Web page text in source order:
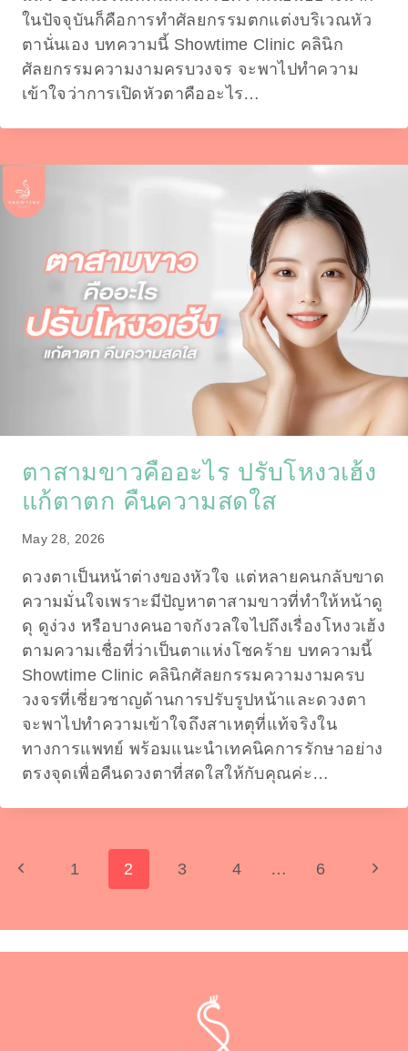
ในปัจจุบันก็คือการทำศัลยกรรมตกแต่งบริเวณหัว
ตานั่นเอง บทความนี้ Showtime Clinic คลินิก
ศัลยกรรมความงามครบวงจร จะพาไปทำความ
เข้าใจว่าการเปิดหัวตาคืออะไร…
ตาสามขาวคืออะไร ปรับโหงวเฮ้ง
แก้ตาตก คืนความสดใส
May 28, 2026
ดวงตาเป็นหน้าต่างของหัวใจ แต่หลายคนกลับขาด
ความมั่นใจเพราะมีปัญหาตาสามขาวที่ทำให้หน้าดู
ดุ ดูง่วง หรือบางคนอาจกังวลใจไปถึงเรื่องโหงวเฮ้ง
ตามความเชื่อที่ว่าเป็นตาแห่งโชคร้าย บทความนี้
Showtime Clinic คลินิกศัลยกรรมความงามครบ
วงจรที่เชี่ยวชาญด้านการปรับรูปหน้าและดวงตา
จะพาไปทำความเข้าใจถึงสาเหตุที่แท้จริงใน
ทางการแพทย์ พร้อมแนะนำเทคนิคการรักษาอย่าง
ตรงจุดเพื่อคืนดวงตาที่สดใสให้กับคุณค่ะ…
Page
Previous1 2 3 4 … 6
Next